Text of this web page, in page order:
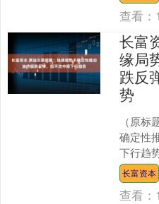
查看：
长富
缘局
跌反
势
（原
确定性
下行趋
洲时段
美元/桶
长富资本
查看：